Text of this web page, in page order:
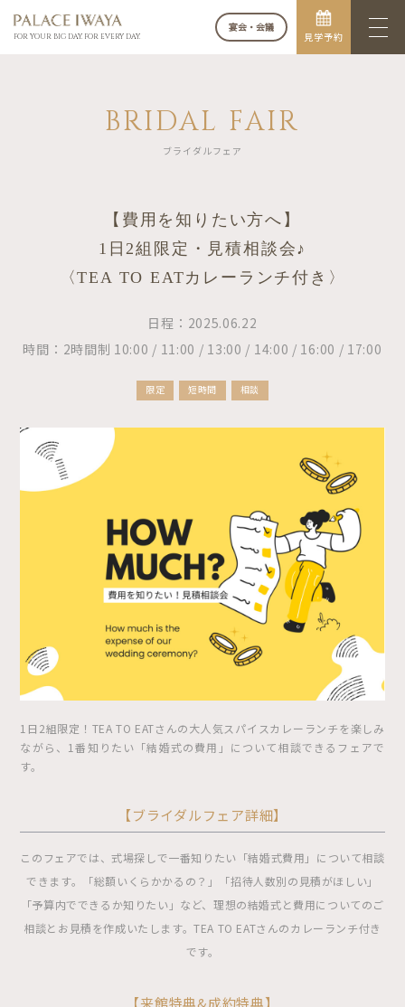
FOR YOUR BIG DAY. FOR EVERY DAY.
宴会・会議
見学予約
BRIDAL FAIR
ブライダルフェア
【費用を知りたい方へ】
1日2組限定・見積相談会♪
〈TEA TO EATカレーランチ付き〉
日程：2025.06.22
時間：2時間制 10:00 / 11:00 / 13:00 / 14:00 / 16:00 / 17:00
限定 短時間 相談
1日2組限定！TEA TO EATさんの大人気スパイスカレーランチを楽しみ
ながら、1番知りたい「結婚式の費用」について相談できるフェアで
す。
【ブライダルフェア詳細】
このフェアでは、式場探しで一番知りたい「結婚式費用」について相談
できます。「総額いくらかかるの？」「招待人数別の見積がほしい」
「予算内でできるか知りたい」など、理想の結婚式と費用についてのご
相談とお見積を作成いたします。TEA TO EATさんのカレーランチ付き
です。